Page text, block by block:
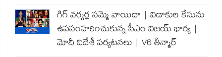
గిగ్ వర్కర్ల సమ్మె వాయిదా | విడాకుల కేసును
ఉపసంహరించుకున్న సీఎం విజయ్ భార్య |
మోదీ విదేశీ పర్యటనలు | V6 తీన్మార్